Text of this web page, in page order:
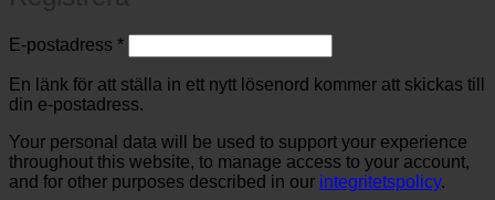
E-postadress *Obligatoriskt
En länk för att ställa in ett nytt lösenord kommer att skickas till
din e-postadress.
Your personal data will be used to support your experience
throughout this website, to manage access to your account,
and for other purposes described in our integritetspolicy.